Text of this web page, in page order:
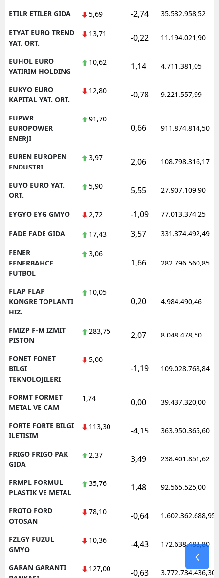
ETILR ETILER GIDA 5,69 -2,74 35.532.958,52
ETYAT EURO TREND
YAT. ORT.
13,71 -0,22 11.194.021,90
EUHOL EURO
YATIRIM HOLDING
10,62 1,14 4.711.381,05
EUKYO EURO
KAPITAL YAT. ORT.
12,80 -0,78 9.221.557,99
EUPWR
EUROPOWER
ENERJI
91,70
0,66 911.874.814,50
EUREN EUROPEN
ENDUSTRI
3,97 2,06 108.798.316,17
EUYO EURO YAT.
ORT.
5,90 5,55 27.907.109,90
EYGYO EYG GMYO 2,72 -1,09 77.013.374,25
FADE FADE GIDA 17,43 3,57 331.374.492,49
FENER
FENERBAHCE
FUTBOL
3,06
1,66 282.796.560,85
FLAP FLAP
KONGRE TOPLANTI
HIZ.
10,05
0,20 4.984.490,46
FMIZP F-M IZMIT
PISTON
283,75 2,07 8.048.478,50
FONET FONET
BILGI
TEKNOLOJILERI
5,00
-1,19 109.028.768,84
FORMT FORMET
METAL VE CAM
1,74 0,00 39.437.320,00
FORTE FORTE BILGI
ILETISIM
113,30 -4,15 363.950.365,60
FRIGO FRIGO PAK
GIDA
2,37 3,49 238.401.851,62
FRMPL FORMUL
PLASTIK VE METAL
35,76 1,48 92.565.525,00
FROTO FORD
OTOSAN
78,10 -0,64 1.602.362.688,95
FZLGY FUZUL
GMYO
10,36 -4,43 172.638.488,80
GARAN GARANTI
127,00 -0,63 3.772.734.436,30